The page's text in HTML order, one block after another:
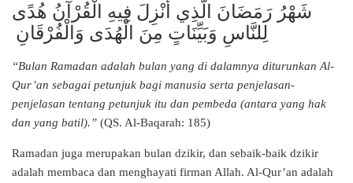
شَهْرُ رَمَضَانَ الَّذِي أُنْزِلَ فِيهِ الْقُرْآنُ هُدًى
لِلنَّاسِ وَبَيِّنَاتٍ مِنَ الْهُدَى وَالْفُرْقَانِ
“Bulan Ramadan adalah bulan yang di dalamnya diturunkan Al-
Qur’an sebagai petunjuk bagi manusia serta penjelasan-
penjelasan tentang petunjuk itu dan pembeda (antara yang hak
dan yang batil).” (QS. Al-Baqarah: 185)
Ramadan juga merupakan bulan dzikir, dan sebaik-baik dzikir
adalah membaca dan menghayati firman Allah. Al-Qur’an adalah